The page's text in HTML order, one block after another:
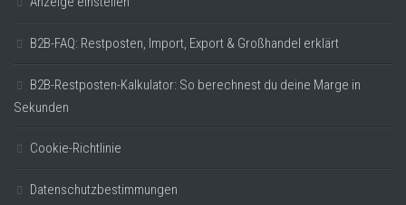
B2B-FAQ: Restposten, Import, Export & Großhandel erklärt
B2B-Restposten-Kalkulator: So berechnest du deine Marge in
Sekunden
Cookie-Richtlinie
Datenschutzbestimmungen